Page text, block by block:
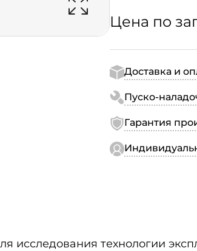
Цена по
Доставка и
Пуско-
Гарантия
исследования технологии